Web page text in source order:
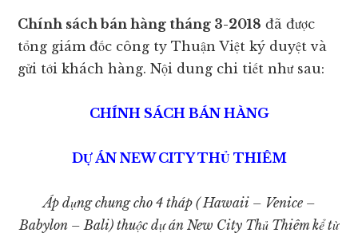
Chính sách bán hàng tháng 3-2018 đã được
tổng giám đốc công ty Thuận Việt ký duyệt và
gửi tới khách hàng. Nội dung chi tiết như sau:
CHÍNH SÁCH BÁN HÀNG
DỰ ÁN NEW CITY THỦ THIÊM
Áp dụng chung cho 4 tháp ( Hawaii – Venice –
Babylon – Bali) thuộc dự án New City Thủ Thiêm kể từ